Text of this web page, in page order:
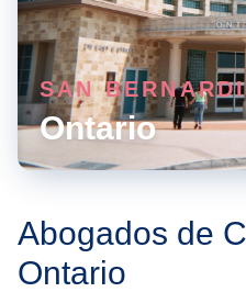
SAN
Ontario
Abogados de
Ontario